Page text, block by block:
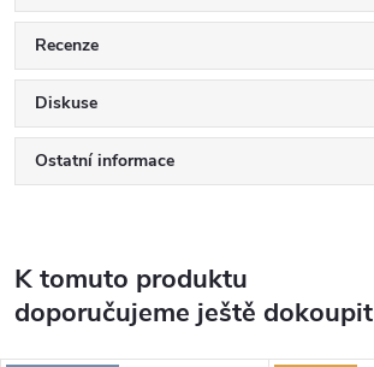
Recenze
Diskuse
Ostatní informace
K tomuto produktu
doporučujeme ještě dokoupit